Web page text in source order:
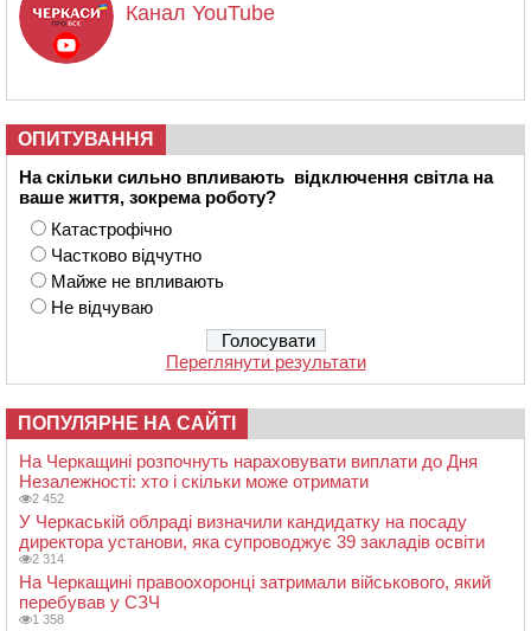
Канал YouTube
ОПИТУВАННЯ
На скільки сильно впливають відключення світла на
ваше життя, зокрема роботу?
Катастрофічно
Частково відчутно
Майже не впливають
Не відчуваю
Переглянути результати
ПОПУЛЯРНЕ НА САЙТІ
На Черкащині розпочнуть нараховувати виплати до Дня
Незалежності: хто і скільки може отримати
2 452
У Черкаській облраді визначили кандидатку на посаду
директора установи, яка супроводжує 39 закладів освіти
2 314
На Черкащині правоохоронці затримали військового, який
перебував у СЗЧ
1 358